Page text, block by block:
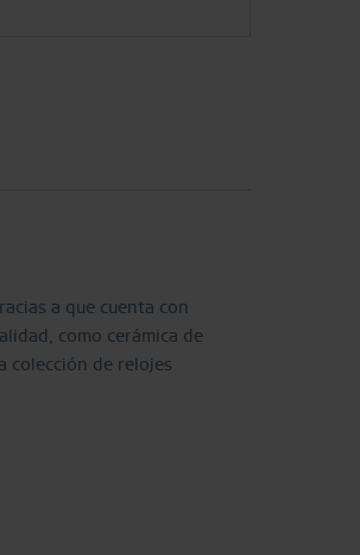
a que cuenta con
como cerámica de
colección de relojes